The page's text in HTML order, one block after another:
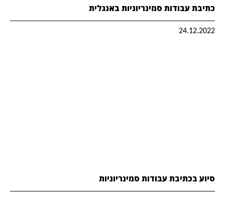
כתיבת עבודות סמינריוניות באנגלית
24.12.2022
סיוע בכתיבת עבודות סמינריוניות